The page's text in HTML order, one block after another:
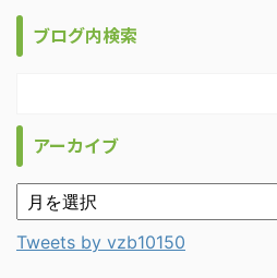
ブログ内検索
アーカイブ
Tweets by vzb10150